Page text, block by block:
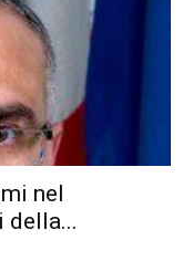
nel
della...